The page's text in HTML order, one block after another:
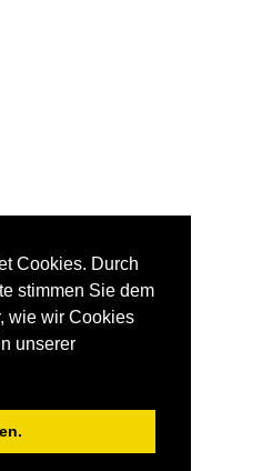
Cookies. Durch
stimmen Sie dem
wie wir Cookies
unserer